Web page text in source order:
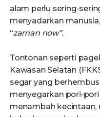
alam perlu sering-
menyadarkan
“zaman now”.
Tontonan seperti
Kawasan Selatan
segar yang
menyegarkan pori-
menambah